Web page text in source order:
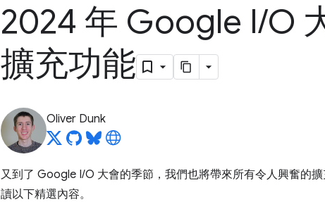
2024 年 Google I/O
擴充功能
Oliver Dunk
又到了 Google I/O 大會的季節，我們也將帶來所有令人興奮的
讀以下精選內容。